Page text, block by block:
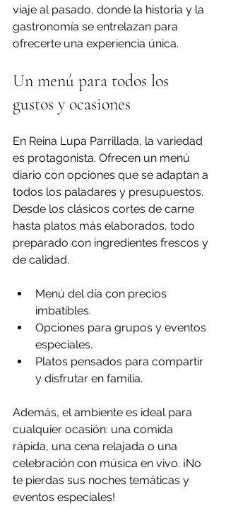
viaje al pasado, donde la historia y la
gastronomía se entrelazan para
ofrecerte una experiencia única.
Un menú para todos los
gustos y ocasiones
En Reina Lupa Parrillada, la variedad
es protagonista. Ofrecen un menú
diario con opciones que se adaptan a
todos los paladares y presupuestos.
Desde los clásicos cortes de carne
hasta platos más elaborados, todo
preparado con ingredientes frescos y
de calidad.
Menú del día con precios
imbatibles.
Opciones para grupos y eventos
especiales.
Platos pensados para compartir
y disfrutar en familia.
Además, el ambiente es ideal para
cualquier ocasión: una comida
rápida, una cena relajada o una
celebración con música en vivo. ¡No
te pierdas sus noches temáticas y
eventos especiales!